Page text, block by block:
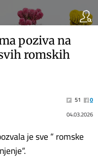
poziva na
romskih
51
0
04.03.2026
je sve “ romske